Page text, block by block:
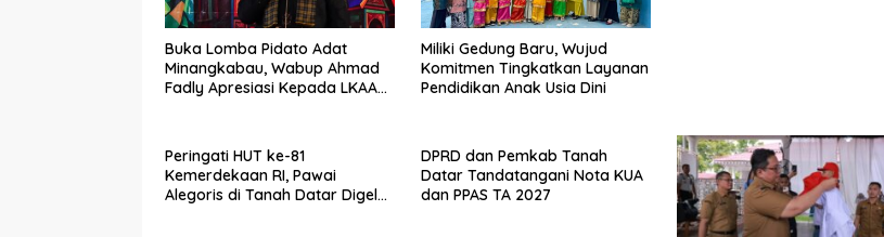
Buka Lomba Pidato Adat
Minangkabau, Wabup Ahmad
Fadly Apresiasi Kepada LKAAM
Miliki Gedung Baru, Wujud
Komitmen Tingkatkan Layanan
Pendidikan Anak Usia Dini
Peringati HUT ke-81
Kemerdekaan RI, Pawai
Alegoris di Tanah Datar Digelar
DPRD dan Pemkab Tanah
Datar Tandatangani Nota KUA
dan PPAS TA 2027